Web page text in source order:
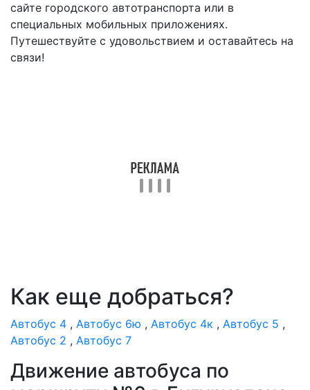
сайте городского автотранспорта или в
специальных мобильных приложениях.
Путешествуйте с удовольствием и оставайтесь на
связи!
Как еще добраться?
Автобус 4 , Автобус 6ю , Автобус 4к , Автобус 5 ,
Автобус 2 , Автобус 7
Движение автобуса по